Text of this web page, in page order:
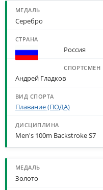
Серебро
Россия
Андрей Гладков
Плавание (ПОДА)
Men's 100m Backstroke S7
Золото